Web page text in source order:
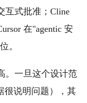
互式批准；Cline
在"agentic 安
。
。一旦这个设计范
很说明问题），其